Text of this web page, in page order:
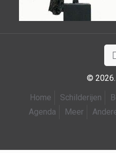
© 2026.
Home
Schilderijen
Agenda
Meer